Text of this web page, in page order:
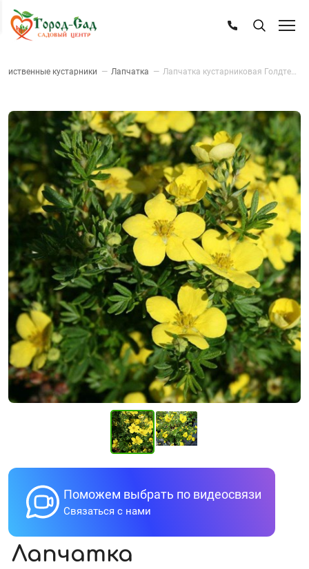
Лиственные кустарники — Лапчатка —
Поможем выбрать по видеосвязи
Связаться с нами
Лапчатка